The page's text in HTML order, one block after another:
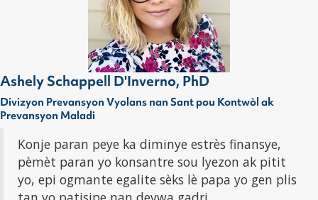
Ashely Schappell D'Inverno, PhD
Divizyon Prevansyon Vyolans nan Sant pou Kontwòl ak
Prevansyon Maladi
Konje paran peye ka diminye estrès finansye,
pèmèt paran yo konsantre sou lyezon ak pitit
yo, epi ogmante egalite sèks lè papa yo gen plis